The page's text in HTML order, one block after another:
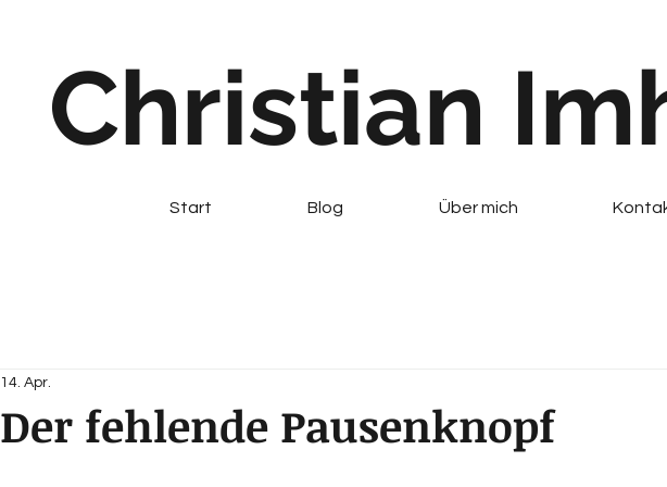
Christian
Start Blog Über mich
Der fehlende Pausenknopf
14. Apr.